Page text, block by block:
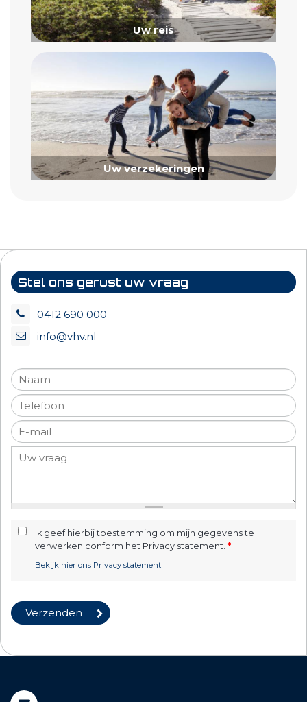
Uw reis
Uw verzekeringen
Stel ons gerust uw vraag
0412 690 000
info@vhv.nl
Ik geef hierbij toestemming om mijn gegevens te
verwerken conform het Privacy statement. *
Bekijk hier ons Privacy statement